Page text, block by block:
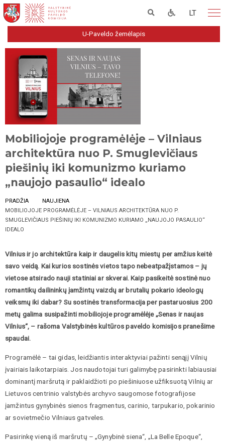
LT
U-Paveldo žemėlapis
Mobiliojoje programėlėje – Vilniaus
architektūra nuo P. Smuglevičiaus
piešinių iki komunizmo kuriamo
„naujojo pasaulio“ idealo
PRADŽIA
NAUJIENA
MOBILIOJOJE PROGRAMĖLĖJE – VILNIAUS ARCHITEKTŪRA NUO P.
SMUGLEVIČIAUS PIEŠINIŲ IKI KOMUNIZMO KURIAMO „NAUJOJO PASAULIO“
IDEALO
Vilnius ir jo architektūra kaip ir daugelis kitų miestų per amžius keitė
savo veidą. Kai kurios sostinės vietos tapo nebeatpažįstamos – jų
vietose atsirado nauji statiniai ar skverai. Kaip pasikeitė sostinė nuo
romantikų dailininkų įamžintų vaizdų ar brutalių pokario ideologų
veiksmų iki dabar? Su sostinės transformacija per pastaruosius 200
metų galima susipažinti mobiliojoje programėlėje „Senas ir naujas
Vilnius“, – rašoma Valstybinės kultūros paveldo komisijos pranešime
spaudai.
Programėlė – tai gidas, leidžiantis interaktyviai pažinti senąjį Vilnių
įvairiais laikotarpiais. Jos naudotojai turi galimybę pasirinkti labiausiai
dominantį maršrutą ir paklaidžioti po piešiniuose užfiksuotą Vilnių ar
Lietuvos centrinio valstybės archyvo saugomose fotografijose
įamžintus gynybinės sienos fragmentus, carinio, tarpukario, pokarinio
ar sovietmečio Vilniaus gatveles.
Pasirinkę vieną iš maršrutų – „Gynybinė siena“, „La Belle Epoque“,